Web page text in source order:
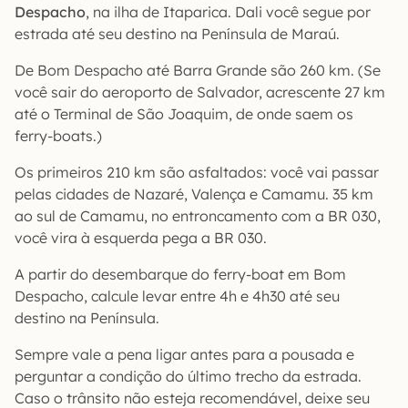
Despacho, na ilha de Itaparica. Dali você segue por
estrada até seu destino na Península de Maraú.
De Bom Despacho até Barra Grande são 260 km. (Se
você sair do aeroporto de Salvador, acrescente 27 km
até o Terminal de São Joaquim, de onde saem os
ferry-boats.)
Os primeiros 210 km são asfaltados: você vai passar
pelas cidades de Nazaré, Valença e Camamu. 35 km
ao sul de Camamu, no entroncamento com a BR 030,
você vira à esquerda pega a BR 030.
A partir do desembarque do ferry-boat em Bom
Despacho, calcule levar entre 4h e 4h30 até seu
destino na Península.
Sempre vale a pena ligar antes para a pousada e
perguntar a condição do último trecho da estrada.
Caso o trânsito não esteja recomendável, deixe seu